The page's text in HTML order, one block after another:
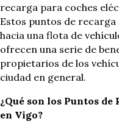
recarga para coches
Estos puntos de
hacia una flota de
ofrecen una serie de
propietarios de los
ciudad en general.
¿Qué son los Puntos
en Vigo?